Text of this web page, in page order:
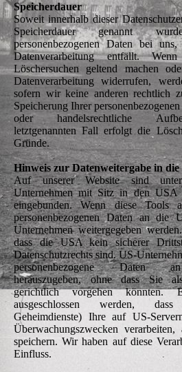
Speicherdauer
Soweit innerhalb dieser
Speicherdauer genannt
personenbezogenen Daten bei
Datenverarbeitung entfällt.
Löschersuchen geltend machen
Datenverarbeitung widerrufen,
sofern wir keine anderen rechtlich
Speicherung Ihrer
oder handelsrechtliche
letztgenannten Fall erfolgt die
Gründe.
Hinweis zur Datenweitergabe in
Auf unserer Website sind
Unternehmen mit Sitz in den USA
eingebunden. Wenn diese Tools
personenbezogenen Daten an die
Unternehmen weitergegeben
dass die USA kein sicherer
Datenschutzrechts sind. US-
personenbezogene Daten an
herauszugeben, ohne dass Sie
gerichtlich vorgehen
ausgeschlossen werden,
Geheimdienste) Ihre auf US-
Überwachungszwecken
speichern. Wir haben auf diese
Einfluss.